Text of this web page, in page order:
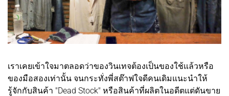
เราเคยเข้าใจมาตลอดว่าของวินเทจต้องเป็นของใช้แล้วหรือ
ของมือสองเท่านั้น จนกระทั่งพี่สต๊าฟใจดีคนเดิมแนะนำให้
รู้จักกับสินค้า "Dead Stock" หรือสินค้าที่ผลิตในอดีตแต่ดันขาย